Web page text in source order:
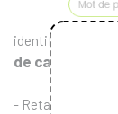
identifiant (
de caisse à
- Retapez votre